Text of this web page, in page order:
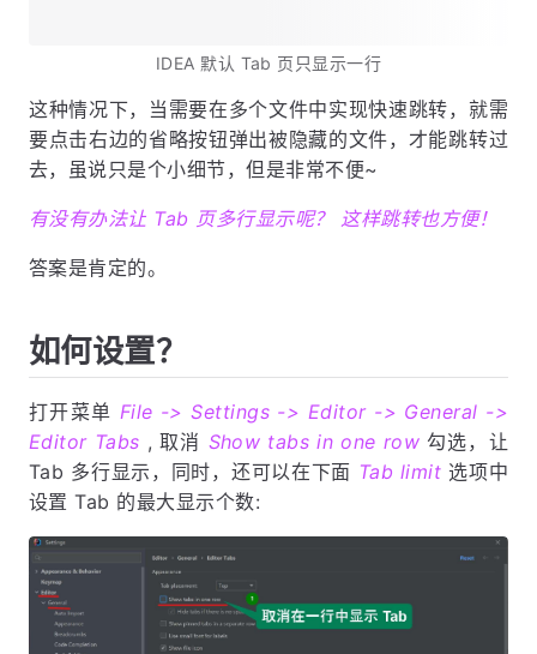
IDEA 默认 Tab 页只显示一行
这种情况下，当需要在多个文件中实现快速跳转，就需
要点击右边的省略按钮弹出被隐藏的文件，才能跳转过
去，虽说只是个小细节，但是非常不便~
有没有办法让 Tab 页多行显示呢？ 这样跳转也方便！
答案是肯定的。
如何设置？
打开菜单 File -> Settings -> Editor -> General ->
Editor Tabs , 取消 Show tabs in one row 勾选，让
Tab 多行显示，同时，还可以在下面 Tab limit 选项中
设置 Tab 的最大显示个数: